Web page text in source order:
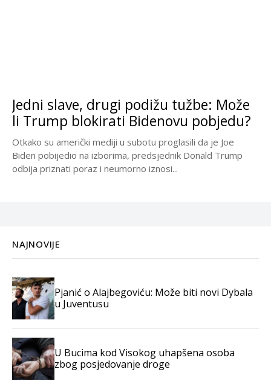
Jedni slave, drugi podižu tužbe: Može
li Trump blokirati Bidenovu pobjedu?
Otkako su američki mediji u subotu proglasili da je Joe
Biden pobijedio na izborima, predsjednik Donald Trump
odbija priznati poraz i neumorno iznosi...
NAJNOVIJE
Pjanić o Alajbegoviću: Može biti novi Dybala
u Juventusu
U Bucima kod Visokog uhapšena osoba
zbog posjedovanje droge